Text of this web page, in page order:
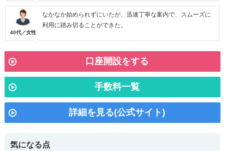
40代／女性
なかなか始められずにいたが、迅速丁寧な案内で、スムーズに
利用に踏み切ることができた。
口座開設をする
手数料一覧
詳細を見る(公式サイト)
気になる点